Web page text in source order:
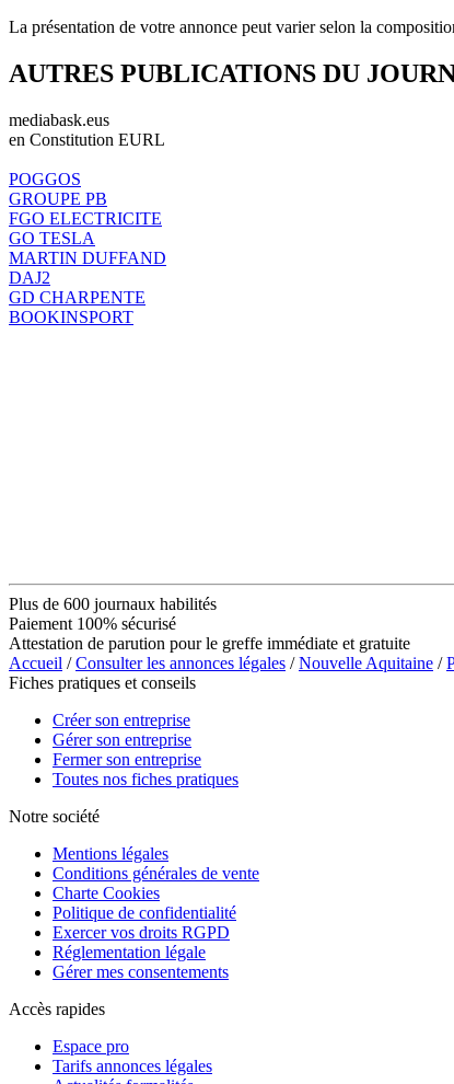
La présentation de votre annonce peut varier selon la
AUTRES PUBLICATIONS DU
mediabask.eus
en Constitution EURL
POGGOS
GROUPE PB
FGO ELECTRICITE
GO TESLA
MARTIN DUFFAND
DAJ2
GD CHARPENTE
BOOKINSPORT
Plus de 600 journaux habilités
Paiement 100% sécurisé
Attestation de parution pour le greffe immédiate et gratuite
Accueil /Consulter les annonces légales /Nouvelle Aquitaine /
Fiches pratiques et conseils
Créer son entreprise
Gérer son entreprise
Fermer son entreprise
Toutes nos fiches pratiques
Notre société
Mentions légales
Conditions générales de vente
Charte Cookies
Politique de confidentialité
Exercer vos droits RGPD
Réglementation légale
Gérer mes consentements
Accès rapides
Espace pro
Tarifs annonces légales